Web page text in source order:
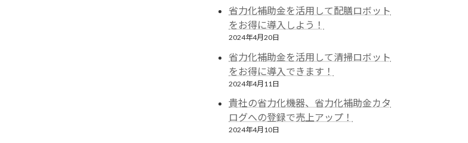
省力化補助金を活用して配膳ロボット
をお得に導入しよう！
2024年4月20日
省力化補助金を活用して清掃ロボット
をお得に導入できます！
2024年4月11日
貴社の省力化機器、省力化補助金カタ
ログへの登録で売上アップ！
2024年4月10日